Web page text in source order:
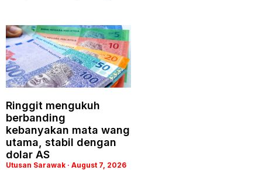
Ringgit mengukuh
berbanding
kebanyakan mata wang
utama, stabil dengan
dolar AS
Utusan Sarawak August 7, 2026